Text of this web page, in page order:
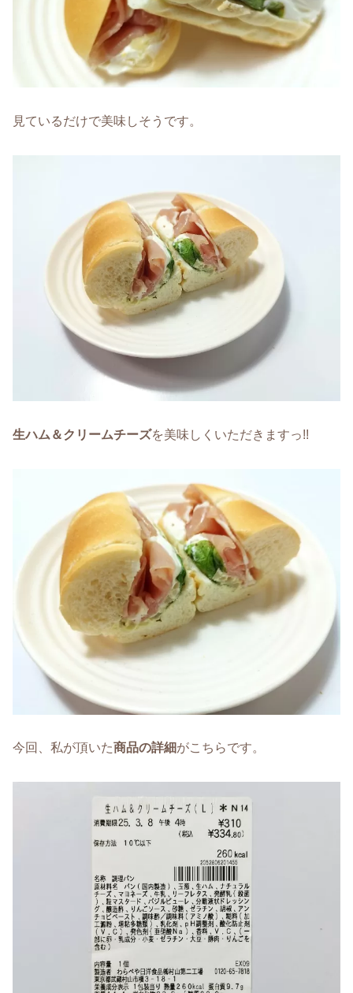
見ているだけで美味しそうです。
生ハム＆クリームチーズを美味しくいただきますっ!!
今回、私が頂いた商品の詳細がこちらです。